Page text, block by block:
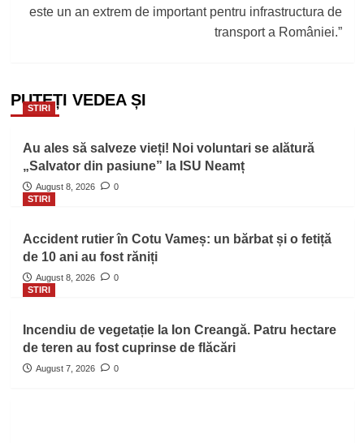
este un an extrem de important pentru infrastructura de
transport a României.”
PUTEȚI VEDEA ȘI
STIRI
Au ales să salveze vieți! Noi voluntari se alătură
„Salvator din pasiune” la ISU Neamț
August 8, 2026
0
STIRI
Accident rutier în Cotu Vameș: un bărbat și o fetiță
de 10 ani au fost răniți
August 8, 2026
0
STIRI
Incendiu de vegetație la Ion Creangă. Patru hectare
de teren au fost cuprinse de flăcări
August 7, 2026 0